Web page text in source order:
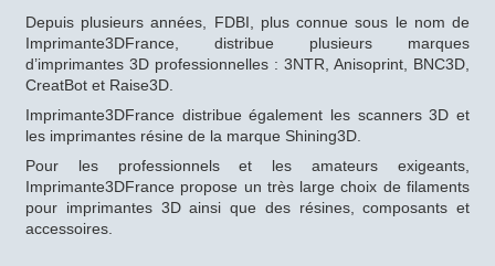
Depuis plusieurs années, FDBI, plus connue sous le nom de
Imprimante3DFrance, distribue plusieurs marques
d’imprimantes 3D professionnelles : 3NTR, Anisoprint, BNC3D,
CreatBot et Raise3D.
Imprimante3DFrance distribue également les scanners 3D et
les imprimantes résine de la marque Shining3D.
Pour les professionnels et les amateurs exigeants,
Imprimante3DFrance propose un très large choix de filaments
pour imprimantes 3D ainsi que des résines, composants et
accessoires.